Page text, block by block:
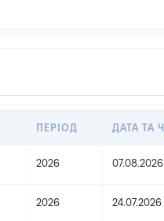
ПЕРІОД ДАТА ТА
2026
2026 24.07.2026